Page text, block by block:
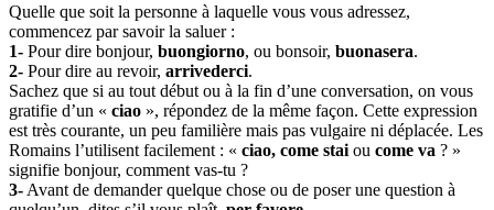
Quelle que soit la personne à laquelle vous vous adressez,
commencez par savoir la saluer :
1- Pour dire bonjour, buongiorno, ou bonsoir, buonasera.
2- Pour dire au revoir, arrivederci.
Sachez que si au tout début ou à la fin d’une conversation, on vous
gratifie d’un « ciao », répondez de la même façon. Cette expression
est très courante, un peu familière mais pas vulgaire ni déplacée. Les
Romains l’utilisent facilement : « ciao, come stai ou come va ? »
signifie bonjour, comment vas-tu ?
3- Avant de demander quelque chose ou de poser une question à